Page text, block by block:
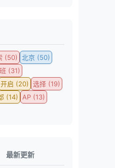
(50) 北京 (50)
(31)
开启 (20) 选择 (19)
(14)
AP (13)
最新更新